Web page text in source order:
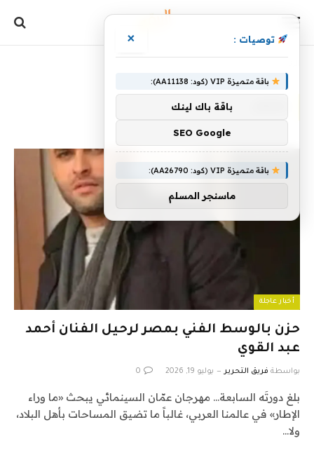
أخبار عاجلة
حزن بالوسط الفني بمصر لرحيل الفنان أحمد
عبد القوي
بواسطة فريق التحرير يوليو 19, 2026 0
بلغ دورتَه السابعة… مهرجان عمّان السينمائي يبحث «ما وراء
الإطار» في عالمنا العربي، غالباً ما تضيق المساحات بأهل البلاد،
ولا…
توصيات : ×
باقة متميزة VIP (كود: AA11138):
باقة باك لينك
SEO Google
باقة متميزة VIP (كود: AA26790):
ماسنجر المسلم